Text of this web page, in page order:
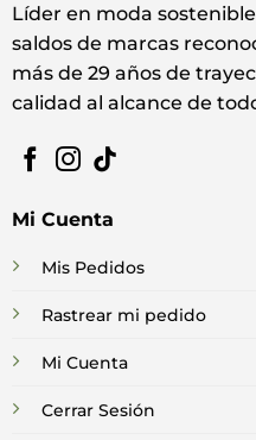
Líder en moda
saldos de marcas
más de 29 años de
calidad al alcance de
Mi Cuenta
Mis Pedidos
Rastrear mi pedido
Mi Cuenta
Cerrar Sesión